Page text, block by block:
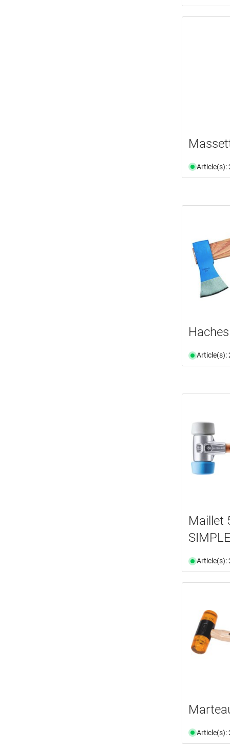
Article(s):
Article(s):
Maillet
Article(s):
Article(s):